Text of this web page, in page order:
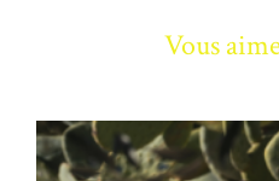
Vous